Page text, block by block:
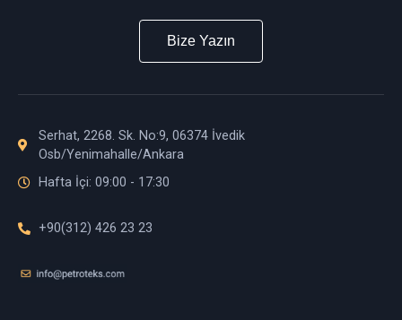
Bize Yazın
Serhat, 2268. Sk. No:9, 06374 İvedik
Osb/Yenimahalle/Ankara
Hafta İçi: 09:00 - 17:30
+90(312) 426 23 23